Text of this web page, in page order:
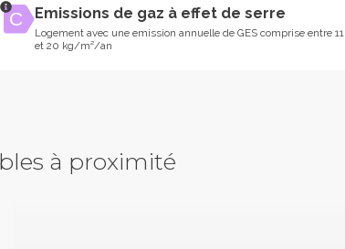
Emissions de gaz à effet de serre
Logement avec une emission annuelle de GES comprise entre 11
et 20 kg/m²/an
à proximité